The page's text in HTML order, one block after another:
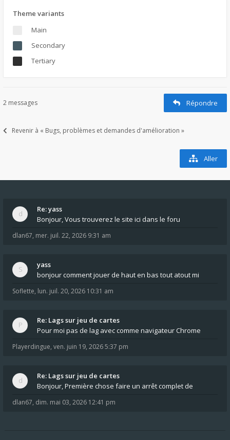
Theme variants
Main
Secondary
Tertiary
2 messages Répondre
Revenir à « Bugs, problèmes et demandes d'amélioration »
Aller
Re: yass
Bonjour, Vous trouverez le site ici dans le foru
dlan67, mer. juil. 22, 2026 9:31 am
yass
bonjour comment jouer de haut en bas tout atout mi
Soflette, lun. juil. 20, 2026 10:31 am
Re: Lags sur jeu de cartes
Pour moi pas de lag avec comme navigateur Chrome
Playerdingue, ven. juin 19, 2026 5:37 pm
Re: Lags sur jeu de cartes
Bonjour, Première chose faire un arrêt complet de
dlan67, dim. mai 03, 2026 12:41 pm